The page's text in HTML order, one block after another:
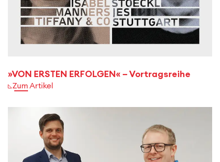
»VON ERSTEN ERFOLGEN« – Vortragsreihe
Zum Artikel